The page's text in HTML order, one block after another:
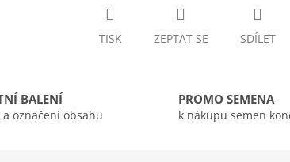
TISK ZEPTAT SE SDÍLET
BALENÍ
a označení obsahu
PROMO SEMENA
k nákupu semen